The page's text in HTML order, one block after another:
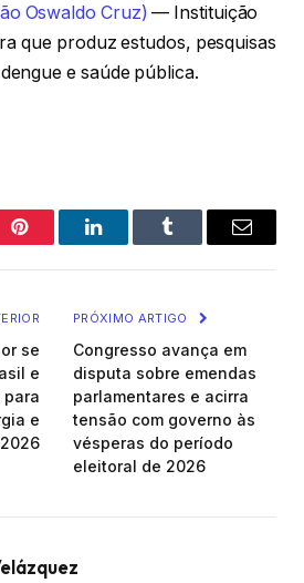
Oswaldo Cruz) — Instituição
que produz estudos, pesquisas
e saúde pública.
Pinterest LinkedInTumblr Email
se
e
para
e
PRÓXIMO ARTIGO
Congresso avança em
disputa sobre emendas
parlamentares e acirra
tensão com governo às
vésperas do período
eleitoral de 2026